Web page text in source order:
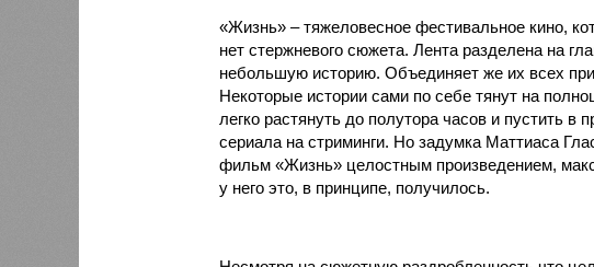
«Жизнь» – тяжеловесное фестивальное кино,
нет стержневого сюжета. Лента разделена на
небольшую историю. Объединяет же их всех
Некоторые истории сами по себе тянут на
легко растянуть до полутора часов и пустить в
сериала на стриминги. Но задумка Маттиаса
фильм «Жизнь» целостным произведением,
у него это, в принципе, получилось.